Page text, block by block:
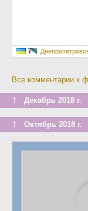
Все комментарии к
↑ Декабрь 2018 г.
↑ Октябрь 2018 г.